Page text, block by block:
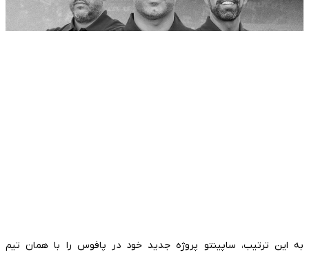
به این ترتیب، ساپینتو پروژه جدید خود در پافوس را با همان تیم